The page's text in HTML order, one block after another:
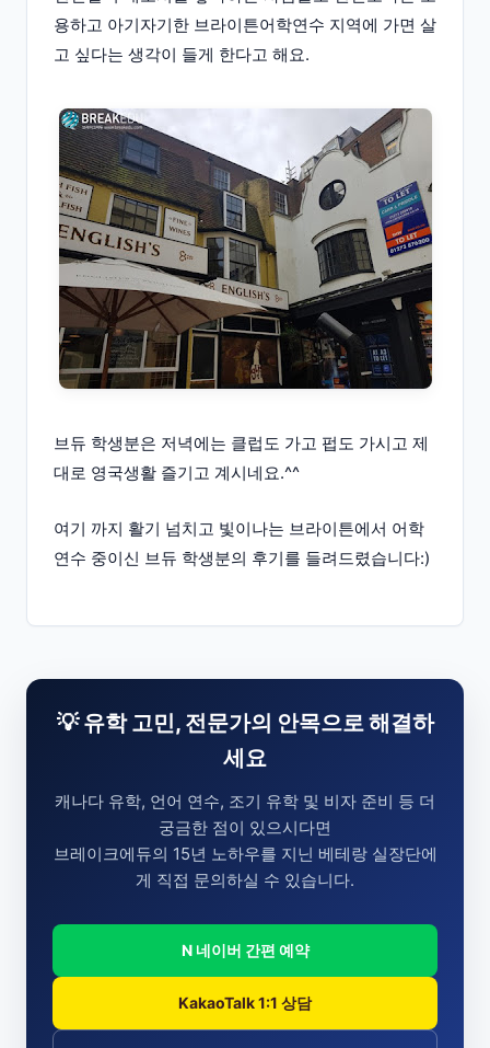
용하고 아기자기한 브라이튼어학연수 지역에 가면 살
고 싶다는 생각이 들게 한다고 해요.
브듀 학생분은 저녁에는 클럽도 가고 펍도 가시고 제
대로 영국생활 즐기고 계시네요.^^
여기 까지 활기 넘치고 빛이나는 브라이튼에서 어학
연수 중이신 브듀 학생분의 후기를 들려드렸습니다:)
💡 유학 고민, 전문가의 안목으로 해결하
세요
캐나다 유학, 언어 연수, 조기 유학 및 비자 준비 등 더
궁금한 점이 있으시다면
브레이크에듀의 15년 노하우를 지닌 베테랑 실장단에
게 직접 문의하실 수 있습니다.
N 네이버 간편 예약
KakaoTalk 1:1 상담